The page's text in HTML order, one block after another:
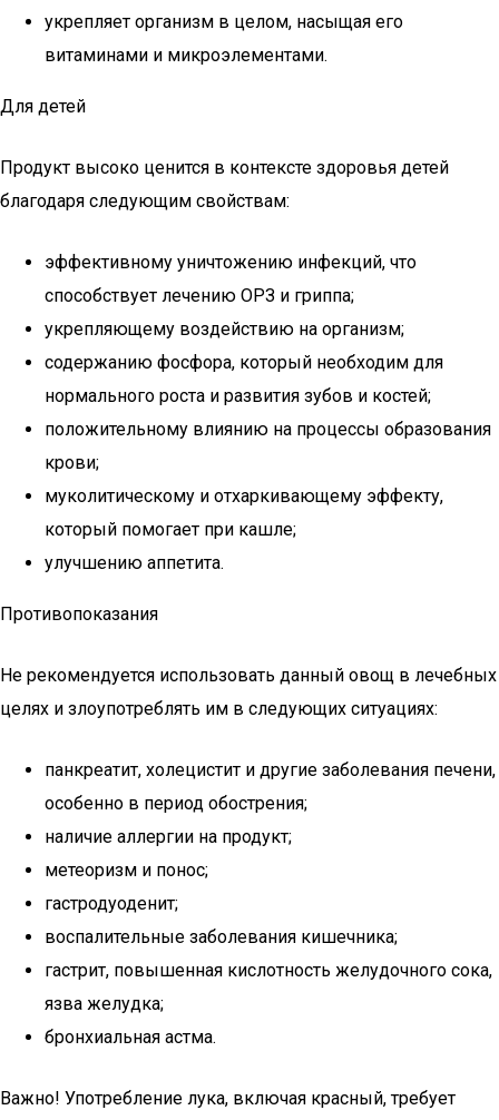
укрепляет организм в целом, насыщая его
витаминами и микроэлементами.
Для детей
Продукт высоко ценится в контексте здоровья детей
благодаря следующим свойствам:
эффективному уничтожению инфекций, что
способствует лечению ОРЗ и гриппа;
укрепляющему воздействию на организм;
содержанию фосфора, который необходим для
нормального роста и развития зубов и костей;
положительному влиянию на процессы образования
крови;
муколитическому и отхаркивающему эффекту,
который помогает при кашле;
улучшению аппетита.
Противопоказания
Не рекомендуется использовать данный овощ в лечебных
целях и злоупотреблять им в следующих ситуациях:
панкреатит, холецистит и другие заболевания печени,
особенно в период обострения;
наличие аллергии на продукт;
метеоризм и понос;
гастродуоденит;
воспалительные заболевания кишечника;
гастрит, повышенная кислотность желудочного сока,
язва желудка;
бронхиальная астма.
Важно! Употребление лука, включая красный, требует